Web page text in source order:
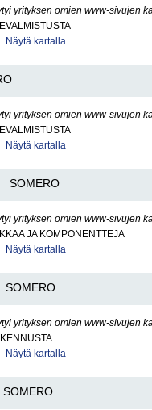
yrityksen omien www-sivujen
Näytä kartalla
yrityksen omien www-sivujen
Näytä kartalla
SOMERO
yrityksen omien www-sivujen
JA KOMPONENTTEJA
Näytä kartalla
SOMERO
yrityksen omien www-sivujen
Näytä kartalla
SOMERO